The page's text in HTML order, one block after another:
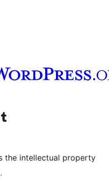
kanal
Besök vårt Tumblr-konto
the intellectual property